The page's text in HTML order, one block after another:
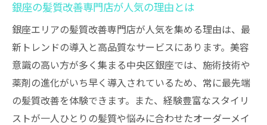
口コミで話題の髪質改善施術を徹底チェッ
ク
銀座の髪質改善専門店が人気の理由とは
銀座エリアの髪質改善専門店が人気を集める理由は、最
新トレンドの導入と高品質なサービスにあります。美容
意識の高い方が多く集まる中央区銀座では、施術技術や
薬剤の進化がいち早く導入されているため、常に最先端
の髪質改善を体験できます。また、経験豊富なスタイリ
ストが一人ひとりの髪質や悩みに合わせたオーダーメイ